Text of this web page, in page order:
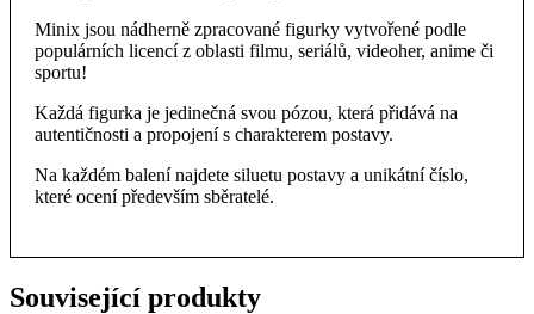
Minix jsou nádherně zpracované figurky vytvořené podle
populárních licencí z oblasti filmu, seriálů, videoher, anime či
sportu!
Každá figurka je jedinečná svou pózou, která přidává na
autentičnosti a propojení s charakterem postavy.
Na každém balení najdete siluetu postavy a unikátní číslo,
které ocení především sběratelé.
Související produkty